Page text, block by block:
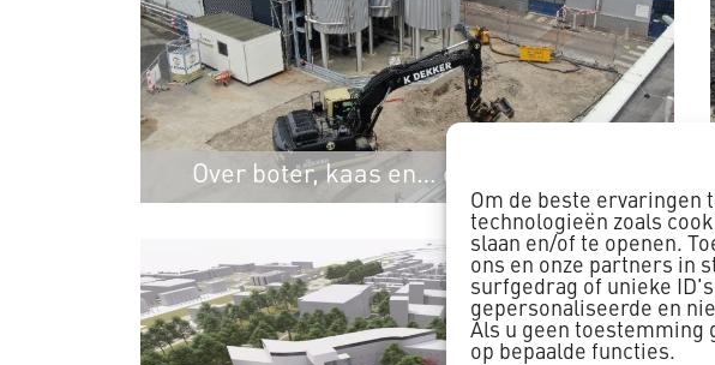
Om de beste ervaringen
technologieën zoals
slaan en/of te openen.
ons en onze partners in
surfgedrag of unieke
gepersonaliseerde en
Als u geen toestemming
op bepaalde functies.
Over boter, kaas en… op eieren lopen